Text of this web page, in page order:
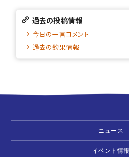
過去の投稿情報
今日の一言コメント
過去の釣果情報
ニュース
イベント情報